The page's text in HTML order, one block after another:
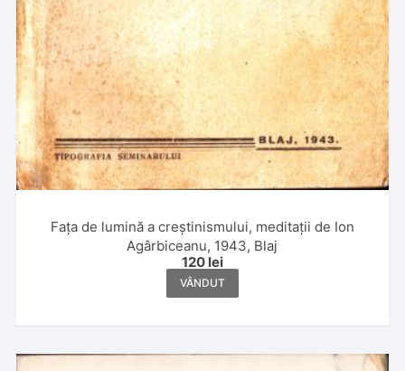
Fața de lumină a creștinismului, meditații de Ion
Agârbiceanu, 1943, Blaj
120 lei
VÂNDUT